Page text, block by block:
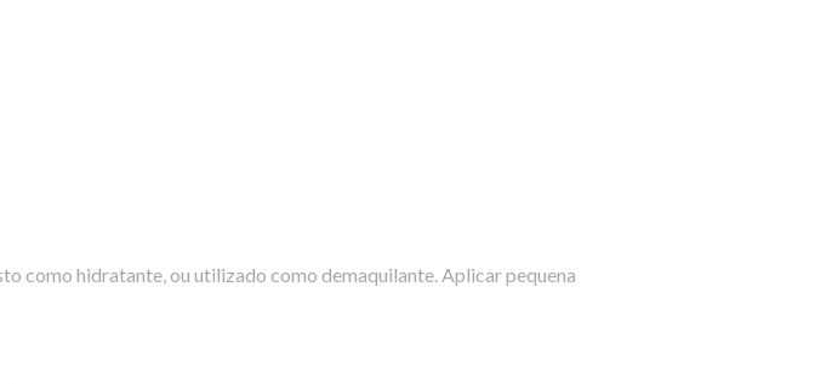
como hidratante, ou utilizado como demaquilante. Aplicar pequena